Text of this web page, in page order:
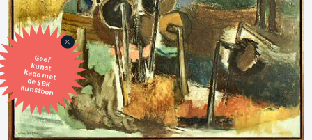
Geef
kunst
kado met
de SBK
Kunstbon